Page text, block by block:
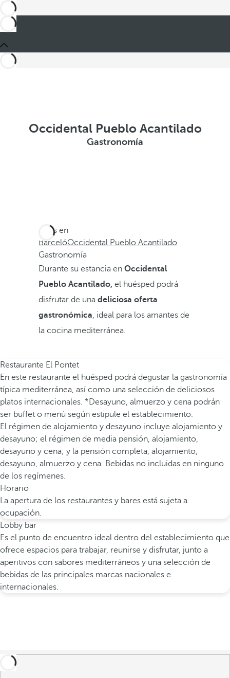
Occidental Pueblo Acantilado
Gastronomía
Estás en
BarcelóOccidental Pueblo Acantilado
Gastronomía
Durante su estancia en Occidental
Pueblo Acantilado,el huésped podrá
disfrutar de unadeliciosa oferta
gastronómica, ideal para los amantes de
la cocina mediterránea.
Restaurante El Pontet
En este restaurante el huésped podrá degustar la gastronomía
típica mediterránea, así como una selección de deliciosos
platos internacionales. *Desayuno, almuerzo y cena podrán
ser buffet o menú según estipule el establecimiento.
El régimen de alojamiento y desayuno incluye alojamiento y
desayuno; el régimen de media pensión, alojamiento,
desayuno y cena; y la pensión completa, alojamiento,
desayuno, almuerzo y cena. Bebidas no incluidas en ninguno
de los regímenes.
Horario
La apertura de los restaurantes y bares está sujeta a
ocupación.
Lobby bar
Es el punto de encuentro ideal dentro del establecimiento que
ofrece espacios para trabajar, reunirse y disfrutar, junto a
aperitivos con sabores mediterráneos y una selección de
bebidas de las principales marcas nacionales e
internacionales.